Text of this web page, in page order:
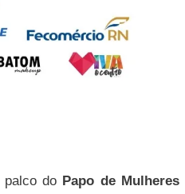
do Papo de Mulheres